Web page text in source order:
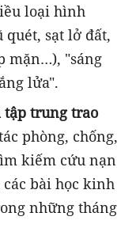
loại hình
sạt lở đất,
mặn…), "sáng
lửa".
tập trung trao
phòng, chống,
kiếm cứu nạn
bài học kinh
những tháng